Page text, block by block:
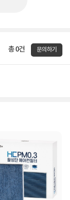
총 0건 문의하기